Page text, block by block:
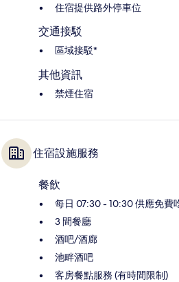
住宿提供路外停車位
交通接駁
區域接駁*
其他資訊
禁煙住宿
住宿設施服務
餐飲
每日 07:30 - 10:30 供應免費
3 間餐廳
酒吧/酒廊
池畔酒吧
客房餐點服務 (有時間限制)